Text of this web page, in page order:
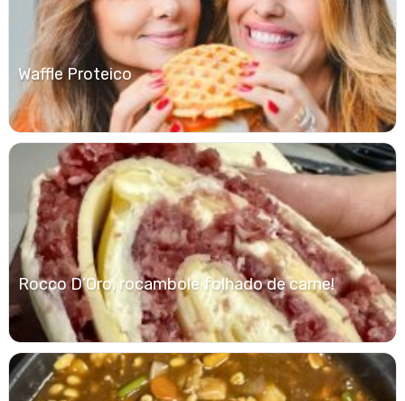
Waffle Proteico
Rocco D’Oro, rocambole folhado de carne!